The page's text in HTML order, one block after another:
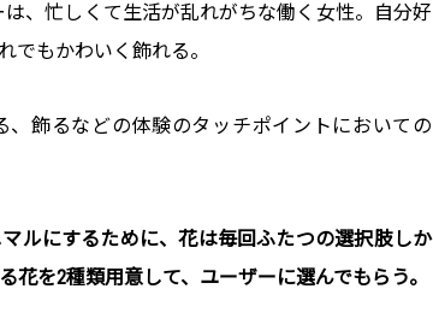
は、忙しくて生活が乱れがちな働く女性。自分好
でもかわいく飾れる。
、飾るなどの体験のタッチポイントにおいての
ルにするために、花は毎回ふたつの選択肢しか
花を2種類用意して、ユーザーに選んでもらう。